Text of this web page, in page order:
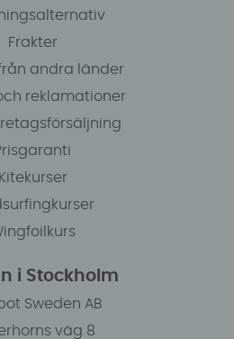
Frakter
andra länder
reklamationer
Kitekurser
i Stockholm
Sweden AB
väg 8